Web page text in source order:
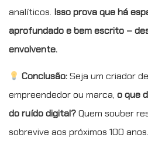
analíticos. Isso prova que há
aprofundado e bem escrito –
envolvente.
Conclusão:Seja um criador
empreendedor ou marca, o que
do ruído digital?Quem souber
sobrevive aos próximos 100 anos.